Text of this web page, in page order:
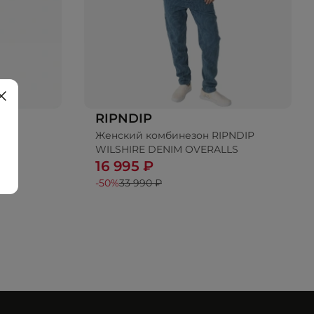
RIPNDIP
Женский комбинезон RIPNDIP
WILSHIRE DENIM OVERALLS
16 995 ₽
-50%33 990 ₽
Добавить в корзину